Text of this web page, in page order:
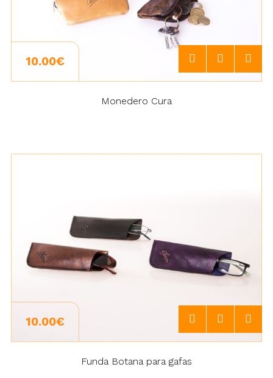
10.00€
Monedero Cura
10.00€
Funda Botana para gafas